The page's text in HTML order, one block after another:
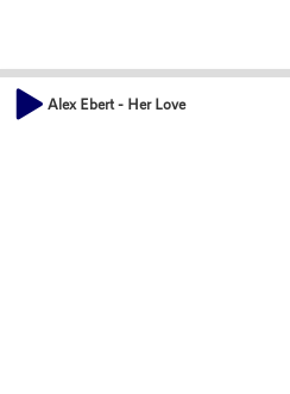
Alex Ebert - Her Love